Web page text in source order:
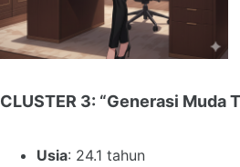
CLUSTER 3: “Generasi Muda
Usia: 24.1 tahun